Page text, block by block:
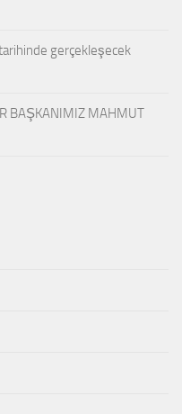
gerçekleşecek
BAŞKANIMIZ MAHMUT